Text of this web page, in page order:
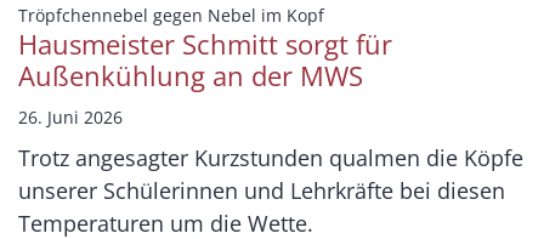
Tröpfchennebel gegen Nebel im Kopf:
Hausmeister Schmitt sorgt für
Außenkühlung an der MWS
26. Juni 2026
Trotz angesagter Kurzstunden qualmen die Köpfe
unserer Schülerinnen und Lehrkräfte bei diesen
Temperaturen um die Wette.